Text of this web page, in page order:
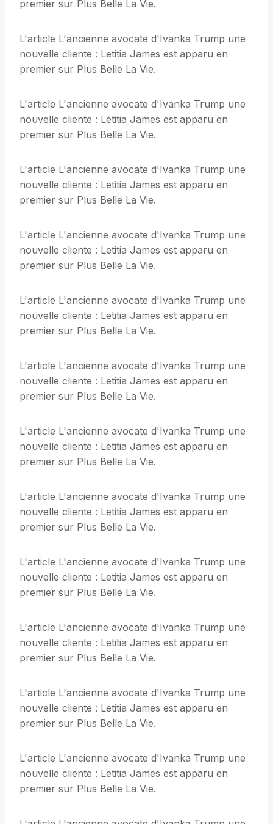
premier sur Plus Belle La Vie.
L'article L'ancienne avocate d'Ivanka Trump une
nouvelle cliente : Letitia James est apparu en
premier sur Plus Belle La Vie.
L'article L'ancienne avocate d'Ivanka Trump une
nouvelle cliente : Letitia James est apparu en
premier sur Plus Belle La Vie.
L'article L'ancienne avocate d'Ivanka Trump une
nouvelle cliente : Letitia James est apparu en
premier sur Plus Belle La Vie.
L'article L'ancienne avocate d'Ivanka Trump une
nouvelle cliente : Letitia James est apparu en
premier sur Plus Belle La Vie.
L'article L'ancienne avocate d'Ivanka Trump une
nouvelle cliente : Letitia James est apparu en
premier sur Plus Belle La Vie.
L'article L'ancienne avocate d'Ivanka Trump une
nouvelle cliente : Letitia James est apparu en
premier sur Plus Belle La Vie.
L'article L'ancienne avocate d'Ivanka Trump une
nouvelle cliente : Letitia James est apparu en
premier sur Plus Belle La Vie.
L'article L'ancienne avocate d'Ivanka Trump une
nouvelle cliente : Letitia James est apparu en
premier sur Plus Belle La Vie.
L'article L'ancienne avocate d'Ivanka Trump une
nouvelle cliente : Letitia James est apparu en
premier sur Plus Belle La Vie.
L'article L'ancienne avocate d'Ivanka Trump une
nouvelle cliente : Letitia James est apparu en
premier sur Plus Belle La Vie.
L'article L'ancienne avocate d'Ivanka Trump une
nouvelle cliente : Letitia James est apparu en
premier sur Plus Belle La Vie.
L'article L'ancienne avocate d'Ivanka Trump une
nouvelle cliente : Letitia James est apparu en
premier sur Plus Belle La Vie.